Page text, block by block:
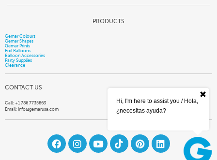
PRODUCTS
Gemar Colours
Gemar Shapes
Gemar Prints
Foil Balloons
Balloon Accessories
Party Supplies
Clearance
CONTACT US
Call: +1 786 7735863
Email: info@gemarusa.com
Hi, I'm here to assist you / Hola,
¿necesitas ayuda?